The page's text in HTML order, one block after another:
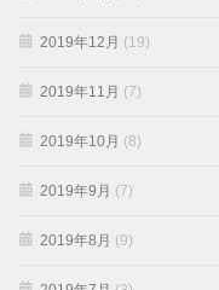
2019年12月 (19)
2019年11月 (7)
2019年10月 (8)
2019年9月 (7)
2019年8月 (9)